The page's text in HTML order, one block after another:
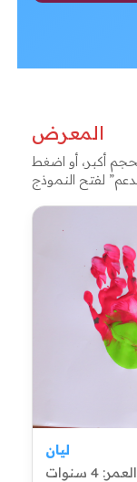
المعرض
أكبر، أو اضغط
ليان
العمر: 4 سنوات